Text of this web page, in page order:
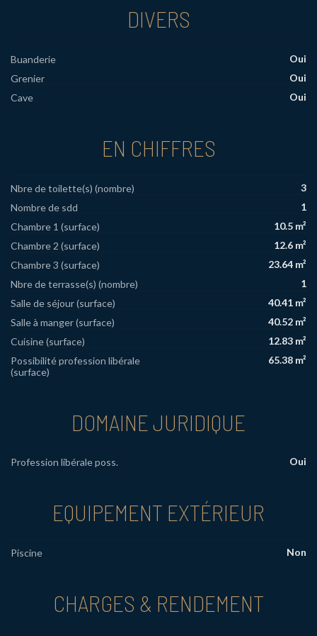
DIVERS
Buanderie
Oui
Grenier
Oui
Cave
Oui
EN CHIFFRES
Nbre de toilette(s) (nombre)
3
Nombre de sdd
1
Chambre 1 (surface)
10.5 m²
Chambre 2 (surface)
12.6 m²
Chambre 3 (surface)
23.64 m²
Nbre de terrasse(s) (nombre)
1
Salle de séjour (surface)
40.41 m²
Salle à manger (surface)
40.52 m²
Cuisine (surface)
12.83 m²
Possibilité profession libérale
(surface)
65.38 m²
DOMAINE JURIDIQUE
Profession libérale poss. Oui
EQUIPEMENT EXTÉRIEUR
Piscine Non
CHARGES & RENDEMENT